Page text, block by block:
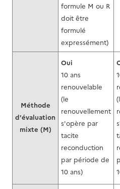
formule M ou R
doit être
formulé
expressément)
Méthode
d'évaluation
mixte (M)
Oui
10 ans
renouvelable
(le
renouvellement
s'opère par
tacite
reconduction
par période de
10 ans)